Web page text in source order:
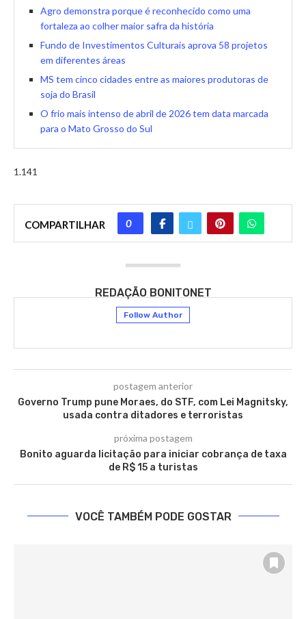
Agro demonstra porque é reconhecido como uma
fortaleza ao colher maior safra da história
Fundo de Investimentos Culturais aprova 58 projetos
em diferentes áreas
MS tem cinco cidades entre as maiores produtoras de
soja do Brasil
O frio mais intenso de abril de 2026 tem data marcada
para o Mato Grosso do Sul
1.141
COMPARTILHAR 0
REDAÇÃO BONITONET
Follow Author
postagem anterior
Governo Trump pune Moraes, do STF, com Lei Magnitsky,
usada contra ditadores e terroristas
próxima postagem
Bonito aguarda licitação para iniciar cobrança de taxa
de R$ 15 a turistas
VOCÊ TAMBÉM PODE GOSTAR